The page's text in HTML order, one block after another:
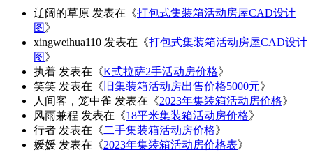
辽阔的草原 发表在《打包式集装箱活动房屋CAD设计
图》
xingweihua110 发表在《打包式集装箱活动房屋CAD设计
图》
执着 发表在《K式拉萨2手活动房价格》
笑笑 发表在《 旧集装箱活动房出售价格5000元》
人间客，笼中雀 发表在《2023年集装箱活动房价格》
风雨兼程 发表在《18平米集装箱活动房价格》
行者 发表在《二手集装箱活动房价格》
媛媛 发表在《2023年集装箱活动房价格表》